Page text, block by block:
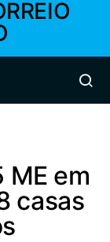
ME em
casas